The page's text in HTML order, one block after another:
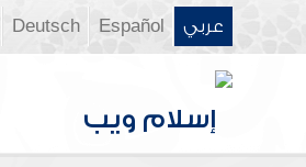
عربي Español
Deutsch